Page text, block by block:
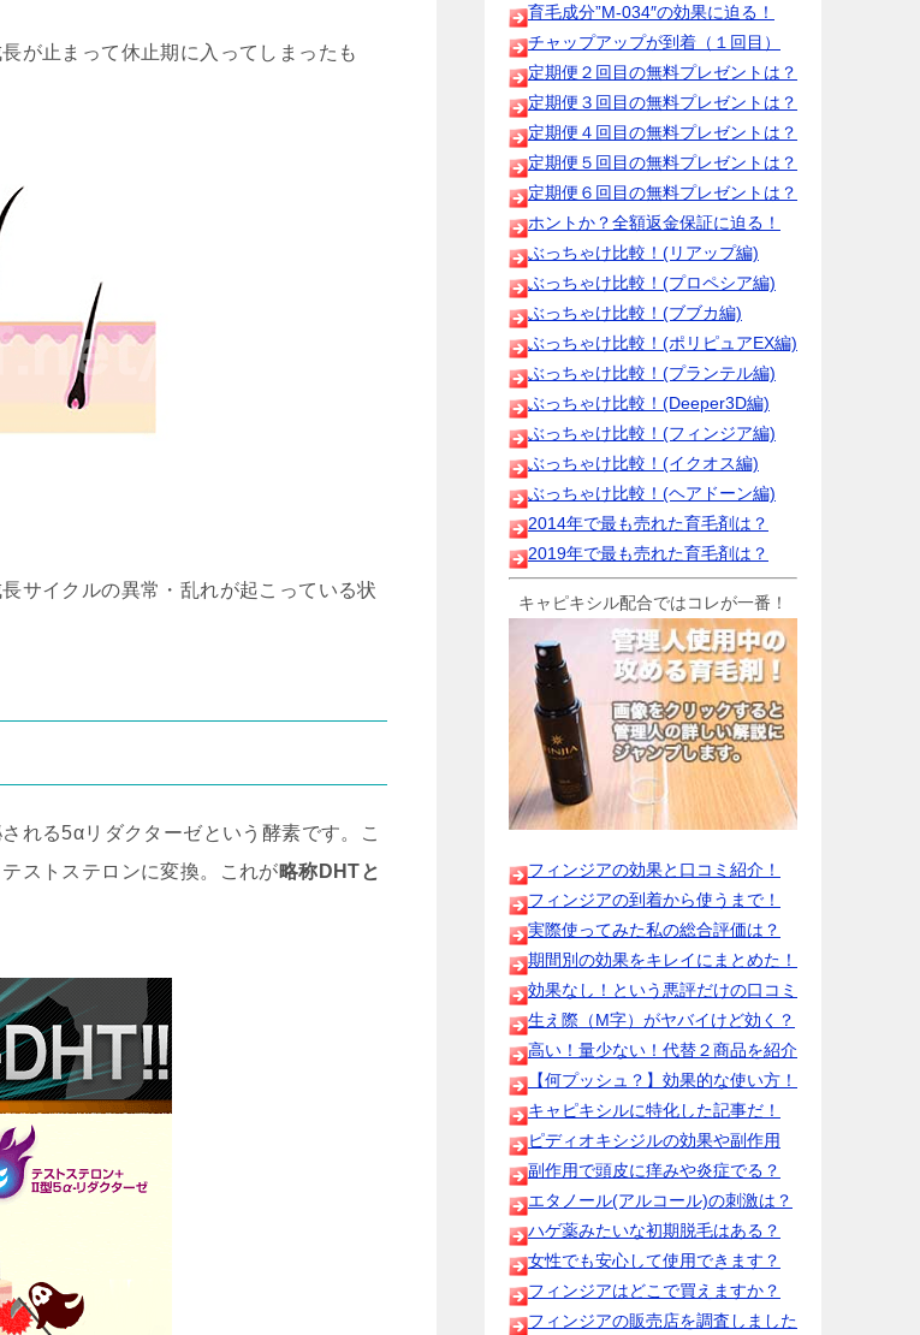
が止まって休止期に入ってしまったも
サイクルの異常・乱れが起こっている状
れる5αリダクターゼという酵素です。こ
ストステロンに変換。これが略称DHTと
育毛成分”M-034″の効果に迫る！
チャップアップが到着（１回目）
定期便２回目の無料プレゼントは？
定期便３回目の無料プレゼントは？
定期便４回目の無料プレゼントは？
定期便５回目の無料プレゼントは？
定期便６回目の無料プレゼントは？
ホントか？全額返金保証に迫る！
ぶっちゃけ比較！(リアップ編)
ぶっちゃけ比較！(プロペシア編)
ぶっちゃけ比較！(ブブカ編)
ぶっちゃけ比較！(ポリピュアEX編)
ぶっちゃけ比較！(プランテル編)
ぶっちゃけ比較！(Deeper3D編)
ぶっちゃけ比較！(フィンジア編)
ぶっちゃけ比較！(イクオス編)
ぶっちゃけ比較！(ヘアドーン編)
2014年で最も売れた育毛剤は？
2019年で最も売れた育毛剤は？
キャピキシル配合ではコレが一番！
フィンジアの効果と口コミ紹介！
フィンジアの到着から使うまで！
実際使ってみた私の総合評価は？
期間別の効果をキレイにまとめた！
効果なし！という悪評だけの口コミ
生え際（M字）がヤバイけど効く？
高い！量少ない！代替２商品を紹介
【何プッシュ？】効果的な使い方！
キャピキシルに特化した記事だ！
ピディオキシジルの効果や副作用
副作用で頭皮に痒みや炎症でる？
エタノール(アルコール)の刺激は？
ハゲ薬みたいな初期脱毛はある？
女性でも安心して使用できます？
フィンジアはどこで買えますか？
フィンジアの販売店を調査しました